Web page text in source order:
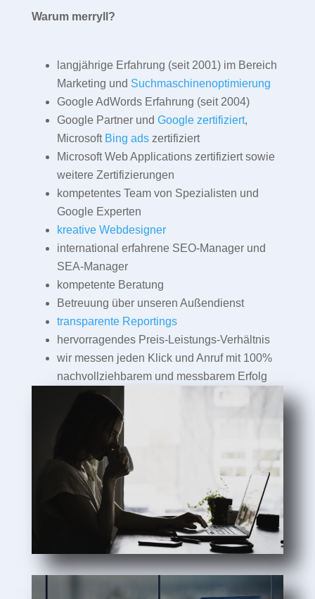
Warum merryll?
langjährige Erfahrung (seit 2001) im Bereich
Marketing und Suchmaschinenoptimierung
Google AdWords Erfahrung (seit 2004)
Google Partner und Google zertifiziert,
Microsoft Bing adszertifiziert
Microsoft Web Applications zertifiziert sowie
weitere Zertifizierungen
kompetentes Team von Spezialisten und
Google Experten
kreative Webdesigner
international erfahrene SEO-Manager und
SEA-Manager
kompetente Beratung
Betreuung über unseren Außendienst
transparente Reportings
hervorragendes Preis-Leistungs-Verhältnis
wir messen jeden Klick und Anruf mit 100%
nachvollziehbarem und messbarem Erfolg